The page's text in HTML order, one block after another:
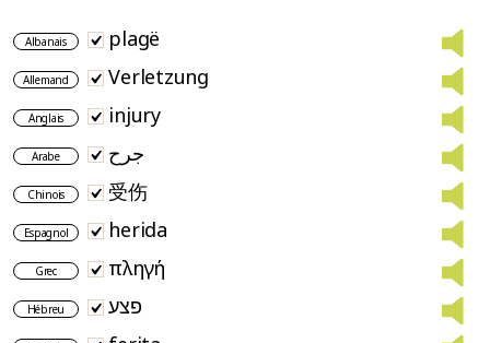
Albanais plagë
Allemand Verletzung
Anglais injury
Arabe جرح
Chinois 受伤
Espagnol herida
Grec πληγή
Hébreu פצע